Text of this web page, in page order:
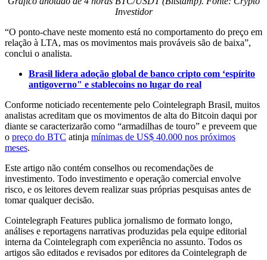
Investidor
“O ponto-chave neste momento está no comportamento do preço em
relação à LTA, mas os movimentos mais prováveis são de baixa”,
conclui o analista.
Brasil lidera adoção global de banco cripto com ‘espírito
antigoverno" e stablecoins no lugar do real
Conforme noticiado recentemente pelo Cointelegraph Brasil, muitos
analistas acreditam que os movimentos de alta do Bitcoin daqui por
diante se caracterizarão como “armadilhas de touro” e preveem que
o preço do BTC atinja mínimas de US$ 40.000 nos próximos
meses.
Este artigo não contém conselhos ou recomendações de
investimento. Todo investimento e operação comercial envolve
risco, e os leitores devem realizar suas próprias pesquisas antes de
tomar qualquer decisão.
Cointelegraph Features publica jornalismo de formato longo,
análises e reportagens narrativas produzidas pela equipe editorial
interna da Cointelegraph com experiência no assunto. Todos os
artigos são editados e revisados por editores da Cointelegraph de